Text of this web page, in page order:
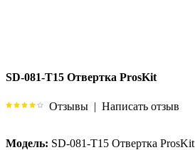
SD-081-T15 Отвертка ProsKit
Отзывы | Написать отзыв
Модель: SD-081-T15 Отвертка ProsKit